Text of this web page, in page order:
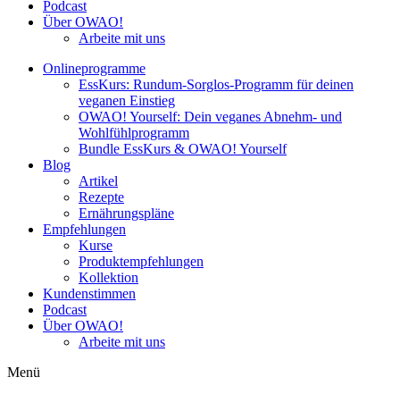
Podcast
Über OWAO!
Arbeite mit uns
Onlineprogramme
EssKurs: Rundum-Sorglos-Programm für deinen
veganen Einstieg
OWAO! Yourself: Dein veganes Abnehm- und
Wohlfühlprogramm
Bundle EssKurs & OWAO! Yourself
Blog
Artikel
Rezepte
Ernährungspläne
Empfehlungen
Kurse
Produktempfehlungen
Kollektion
Kundenstimmen
Podcast
Über OWAO!
Arbeite mit uns
Menü